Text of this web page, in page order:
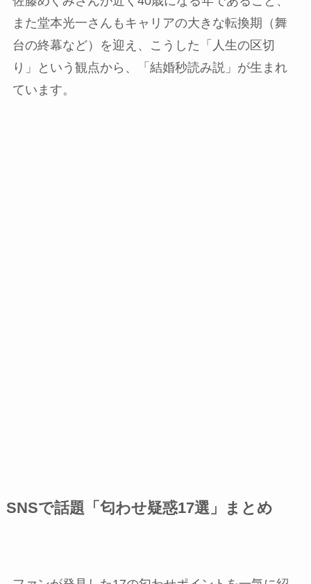
また堂本光一さんもキャリアの大きな転換期（舞
台の終幕など）を迎え、こうした「人生の区切
り」という観点から、「結婚秒読み説」が生まれ
ています。
SNSで話題「匂わせ疑惑17選」まとめ